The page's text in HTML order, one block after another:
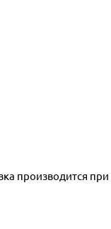
производится